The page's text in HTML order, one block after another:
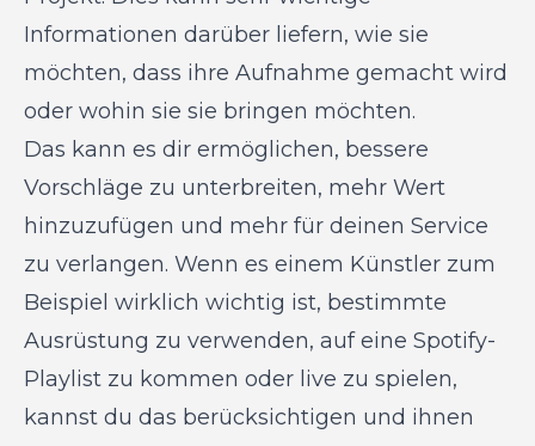
Informationen darüber liefern, wie sie
möchten, dass ihre Aufnahme gemacht wird
oder wohin sie sie bringen möchten.
Das kann es dir ermöglichen, bessere
Vorschläge zu unterbreiten, mehr Wert
hinzuzufügen und mehr für deinen Service
zu verlangen. Wenn es einem Künstler zum
Beispiel wirklich wichtig ist, bestimmte
Ausrüstung zu verwenden, auf eine Spotify-
Playlist zu kommen oder live zu spielen,
kannst du das berücksichtigen und ihnen